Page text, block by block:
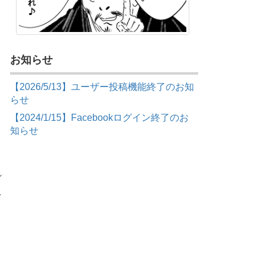
お知らせ
【2026/5/13】ユーザー投稿機能終了のお知
らせ
【2024/1/15】Facebookログイン終了のお
知らせ